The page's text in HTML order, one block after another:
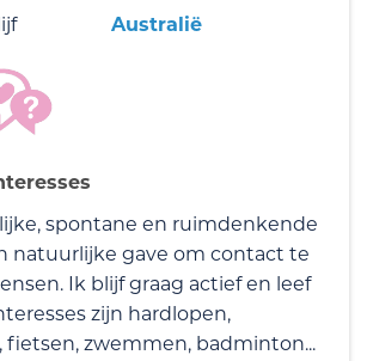
Australië
spontane en ruimdenkende
natuurlijke gave om contact te
Ik blijf graag actief en leef
zijn hardlopen,
fietsen, zwemmen, badminton...